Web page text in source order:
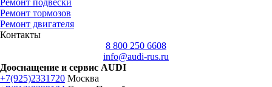
Ремонт подвески
Ремонт тормозов
Ремонт двигателя
Контакты
8 800 250 6608
info@audi-rus.ru
Дооснащение и сервис AUDI
+7(925)2331720 Москва